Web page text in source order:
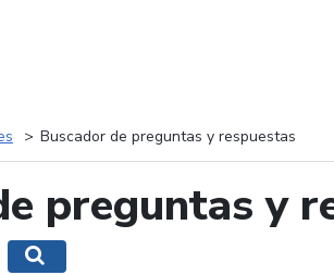
Buscador de preguntas y respuestas
preguntas y
Mostrar opciones de búsqueda